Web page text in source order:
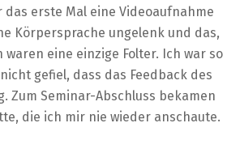
erste Mal eine Videoaufnahme
Körpersprache ungelenk und das,
eine einzige Folter. Ich war so
gefiel, dass das Feedback des
Zum Seminar-Abschluss bekamen
die ich mir nie wieder anschaute.